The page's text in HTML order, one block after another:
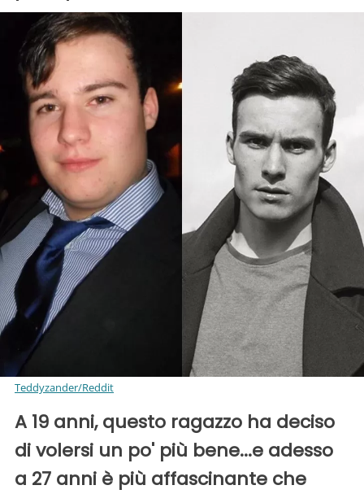
Teddyzander/Reddit
A 19 anni, questo ragazzo ha deciso
di volersi un po' più bene...e adesso
a 27 anni è più affascinante che